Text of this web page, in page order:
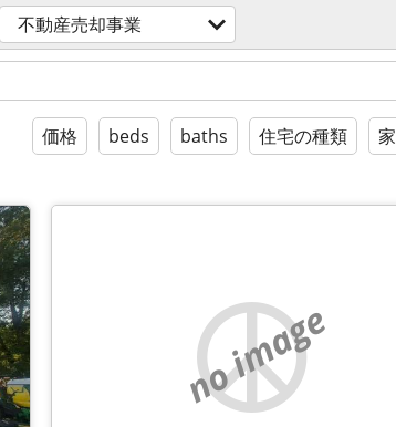
不動産売却事業
価格 beds baths 住宅の種類
no image